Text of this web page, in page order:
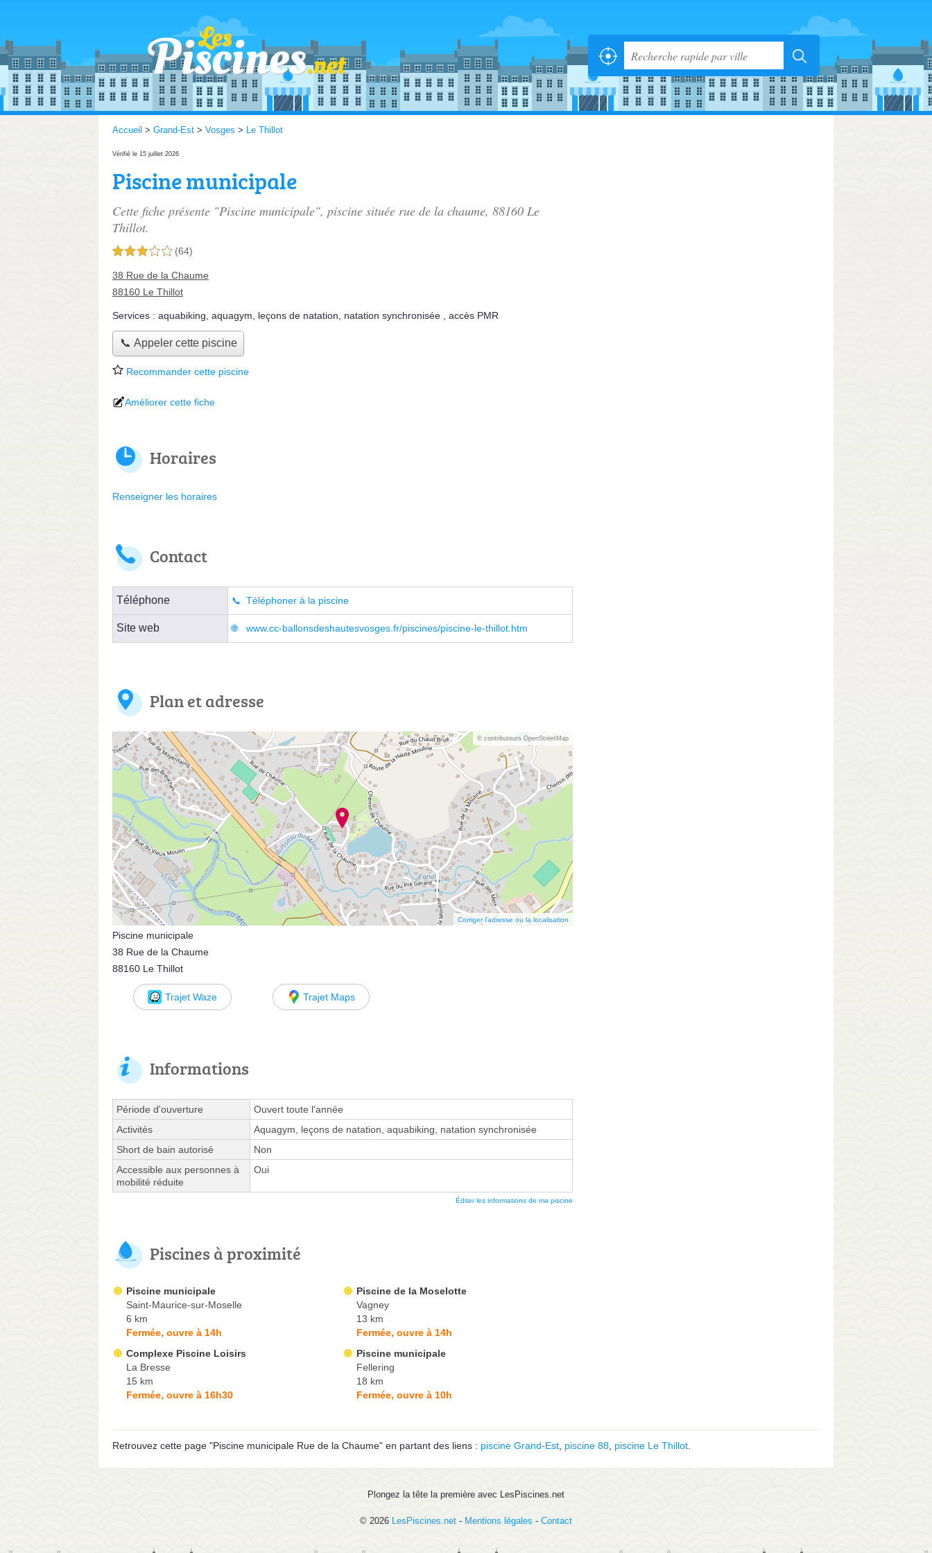
Accueil > Grand-Est > Vosges > Le Thillot
Vérifié le 15 juillet 2026
Piscine municipale
Cette fiche présente "Piscine municipale", piscine située rue de la chaume, 88160 Le
Thillot.
3,0 étoiles sur 5 (64)
38 Rue de la Chaume
88160 Le Thillot
Services : aquabiking aquagym leçons de natation natation synchronisée accès PMR
📞 Appeler cette piscine
Recommander cette piscine
Améliorer cette fiche
Horaires
Renseigner les horaires
Contact
Téléphone Téléphoner à la piscine
Site web www.cc-ballonsdeshautesvosges.fr/piscines/piscine-le-thillot.htm
Plan et adresse
© contributeurs OpenStreetMap
Corriger l’adresse ou la localisation
Piscine municipale
38 Rue de la Chaume
88160 Le Thillot
Trajet Waze Trajet Maps
Informations
Période d'ouverture
Ouvert toute l'année
Activités
Aquagym, leçons de natation, aquabiking, natation synchronisée
Short de bain autorisé
Non
Accessible aux personnes à
mobilité réduite
Oui
Éditer les informations de ma piscine
Piscines à proximité
Piscine municipale
Saint-Maurice-sur-Moselle
6 km
Fermée, ouvre à 14h
Piscine de la Moselotte
Vagney
13 km
Fermée, ouvre à 14h
Complexe Piscine Loisirs
La Bresse
15 km
Fermée, ouvre à 16h30
Piscine municipale
Fellering
18 km
Fermée, ouvre à 10h
Retrouvez cette page "Piscine municipale Rue de la Chaume" en partant des liens : piscine Grand-Est piscine 88 piscine Le Thillot
Plongez la tête la première avec LesPiscines.net
© 2026 LesPiscines.net - Mentions légales - Contact